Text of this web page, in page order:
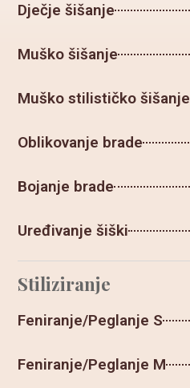
Dječje šišanje
Muško šišanje
Muško stilističko šišanje
Oblikovanje brade
Bojanje brade
Uređivanje šiški
Stiliziranje
Feniranje/Peglanje S
Feniranje/Peglanje M